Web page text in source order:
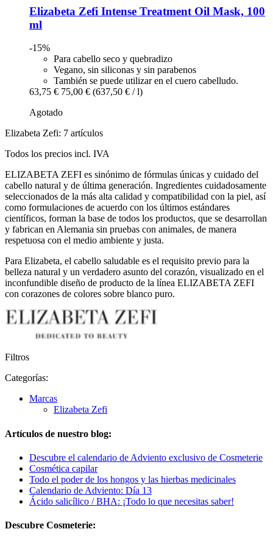
Elizabeta Zefi Intense Treatment Oil Mask, 100
ml
-15%
Para cabello seco y quebradizo
Vegano, sin siliconas y sin parabenos
También se puede utilizar en el cuero cabelludo.
63,75 € 75,00 € (637,50 € / l)
Agotado
Elizabeta Zefi: 7 artículos
Todos los precios incl. IVA
ELIZABETA ZEFI es sinónimo de fórmulas únicas y cuidado del
cabello natural y de última generación. Ingredientes cuidadosamente
seleccionados de la más alta calidad y compatibilidad con la piel, así
como formulaciones de acuerdo con los últimos estándares
científicos, forman la base de todos los productos, que se desarrollan
y fabrican en Alemania sin pruebas con animales, de manera
respetuosa con el medio ambiente y justa.
Para Elizabeta, el cabello saludable es el requisito previo para la
belleza natural y un verdadero asunto del corazón, visualizado en el
inconfundible diseño de producto de la línea ELIZABETA ZEFI
con corazones de colores sobre blanco puro.
Filtros
Categorías:
Marcas
Elizabeta Zefi
Artículos de nuestro blog:
Descubre el calendario de Adviento exclusivo de Cosmeterie
Cosmética capilar
Todo el poder de los hongos y las hierbas medicinales
Calendario de Adviento: Día 13
Ácido salicílico / BHA: ¡Todo lo que necesitas saber!
Descubre Cosmeterie: